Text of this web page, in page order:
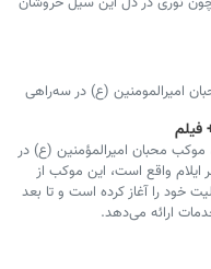
امیرالمومنین (ع) در سه‌راهی
فیلم
محبان امیرالمؤمنین (ع) در
ایلام واقع است، این موکب از
خود را آغاز کرده است و تا بعد
ارائه می‌دهد.